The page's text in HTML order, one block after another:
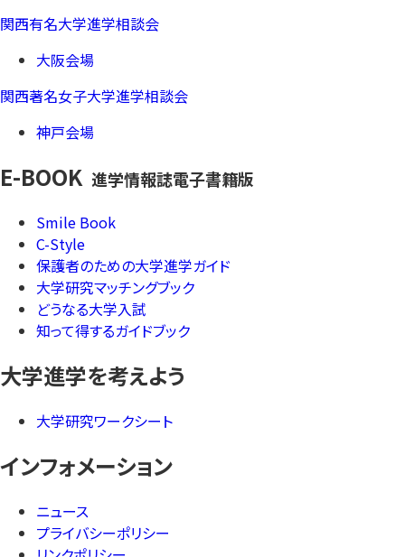
関西有名大学進学相談会
大阪会場
関西著名女子大学進学相談会
神戸会場
E-BOOK 進学情報誌電子書籍版
Smile Book
C-Style
保護者のための大学進学ガイド
大学研究マッチングブック
どうなる大学入試
知って得するガイドブック
大学進学を考えよう
大学研究ワークシート
インフォメーション
ニュース
プライバシーポリシー